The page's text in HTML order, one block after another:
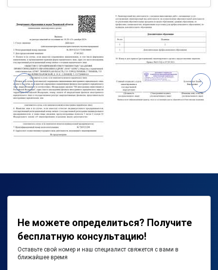
Не можете определиться? Получите
бесплатную консультацию!
Оставьте свой номер и наш специалист свяжется с вами в
ближайшее время